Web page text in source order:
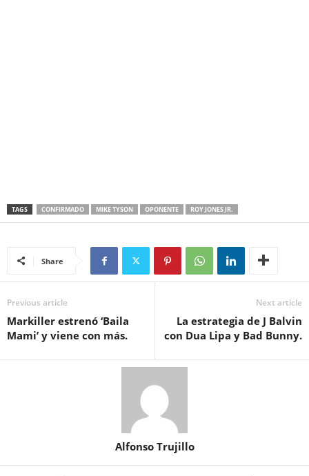
TAGS CONFIRMADO MIKE TYSON OPONENTE ROY JONES JR.
Share
Previous article
Markiller estrenó ‘Baila
Mami’ y viene con más.
Next article
La estrategia de J Balvin
con Dua Lipa y Bad Bunny.
Alfonso Trujillo